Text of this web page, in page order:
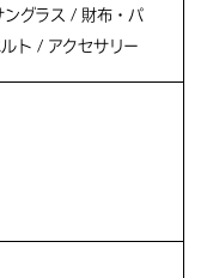
グラス / 財布・パ
ト / アクセサリー